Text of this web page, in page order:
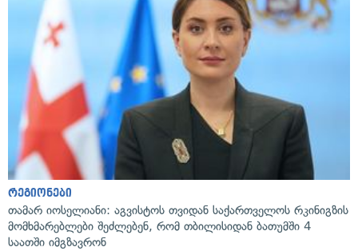
რეგიონები
თამარ იოსელიანი: აგვისტოს თვიდან საქართველოს რკინიგზის
მომხმარებლები შეძლებენ, რომ თბილისიდან ბათუმში 4
საათში იმგზავრონ